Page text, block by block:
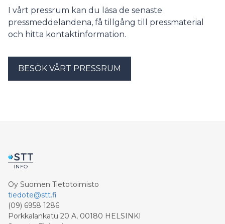
slutfört sina studier och att många sökandes perioder
med inkomstrelaterad dagpenning tar slut. FPA
uppskattar att situationen lättar inom de närmaste
veckorna.
I vårt pressrum kan du läsa de senaste
pressmeddelandena, få tillgång till pressmaterial
och hitta kontaktinformation.
BESÖK VÅRT PRESSRUM
Oy Suomen Tietotoimisto
tiedote@stt.fi
(09) 6958 1286
Porkkalankatu 20 A, 00180 HELSINKI